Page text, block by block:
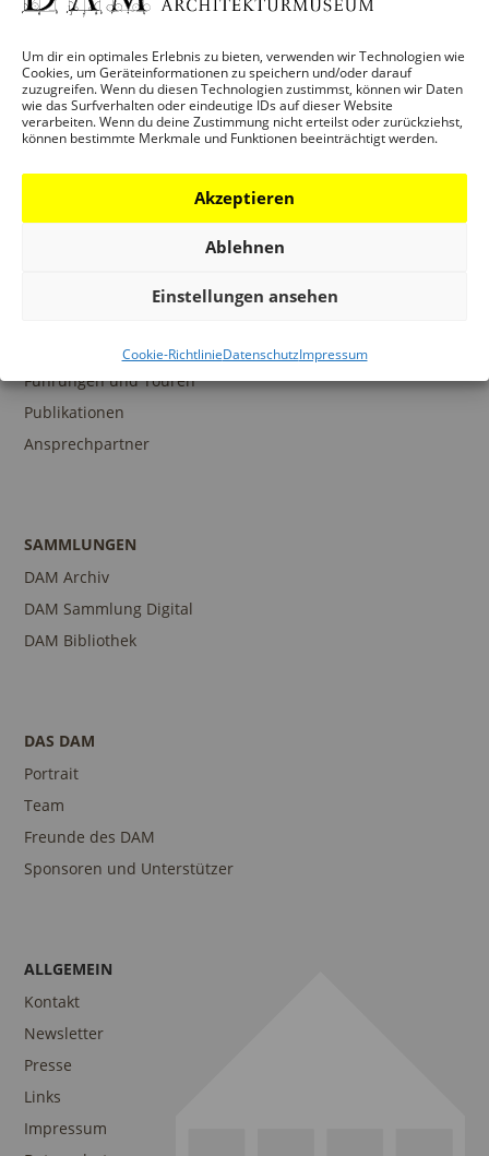
Um dir ein optimales Erlebnis zu bieten, verwenden wir Technologien wie
Cookies, um Geräteinformationen zu speichern und/oder darauf
zuzugreifen. Wenn du diesen Technologien zustimmst, können wir Daten
wie das Surfverhalten oder eindeutige IDs auf dieser Website
verarbeiten. Wenn du deine Zustimmung nicht erteilst oder zurückziehst,
können bestimmte Merkmale und Funktionen beeinträchtigt werden.
Akzeptieren
Ablehnen
Einstellungen ansehen
Cookie-RichtlinieDatenschutzImpressum
PROGRAMM
Ausstellungen
Führungen und Touren
Publikationen
Ansprechpartner
SAMMLUNGEN
DAM Archiv
DAM Sammlung Digital
DAM Bibliothek
DAS DAM
Portrait
Team
Freunde des DAM
Sponsoren und Unterstützer
ALLGEMEIN
Kontakt
Newsletter
Presse
Links
Impressum